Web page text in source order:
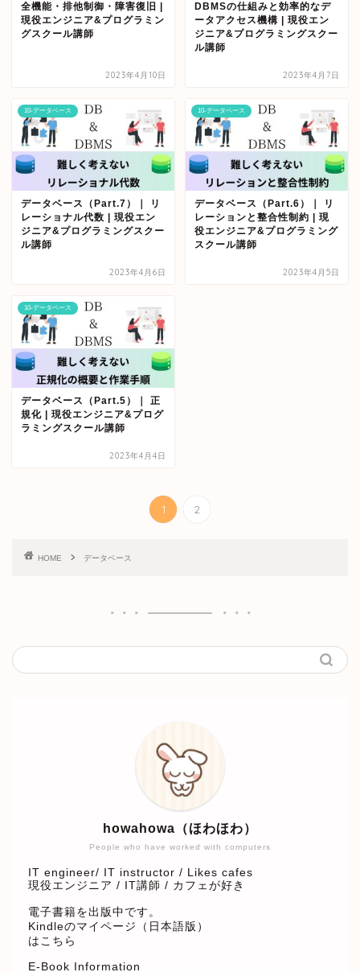
全機能・排他制御・障害復旧 |
現役エンジニア&プログラミン
グスクール講師
2023年4月10日
DBMSの仕組みと効率的なデ
ータアクセス機構 | 現役エン
ジニア&プログラミングスクー
ル講師
2023年4月7日
10-データベース
データベース（Part.7）｜ リ
レーショナル代数 | 現役エン
ジニア&プログラミングスクー
ル講師
2023年4月6日
10-データベース
データベース（Part.6）｜ リ
レーションと整合性制約 | 現
役エンジニア&プログラミング
スクール講師
2023年4月5日
10-データベース
データベース（Part.5）｜ 正
規化 | 現役エンジニア&プログ
ラミングスクール講師
2023年4月4日
1 2
HOME データベース
People who have worked with computers
howahowa（ほわほわ）
IT engineer/ IT instructor / Likes cafes
現役エンジニア / IT講師 / カフェが好き
電子書籍を出版中です。
Kindleのマイページ（日本語版）
はこちら
E-Book Information